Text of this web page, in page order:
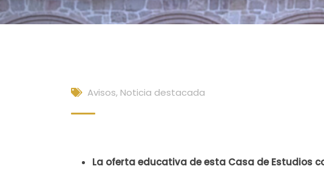
Avisos, Noticia destacada
La oferta educativa de esta Casa de Estudios